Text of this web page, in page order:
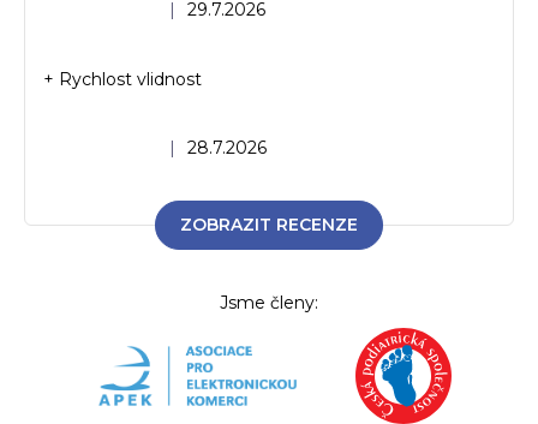
| 29.7.2026
Hodnocení obchodu je 5 z 5 hvězdiček.
| 28.7.2026
+ Rychlost vlidnost
ZOBRAZIT RECENZE
Jsme členy: